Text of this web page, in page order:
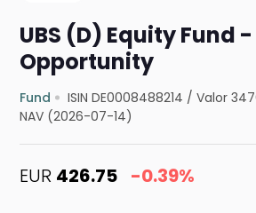
UBS (D) Equity Fund
Opportunity
Fund ISIN DE0008488214 /Valor
NAV (2026-07-14)
EUR 426.75 -0.39%